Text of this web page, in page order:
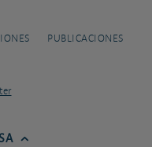
PUBLICACIONES